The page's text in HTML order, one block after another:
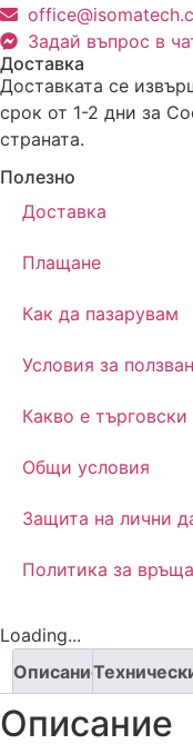
Задай въпрос в
Доставка
Доставката се
срок от 1-2 дни за
страната.
Полезно
Доставка
Плащане
Как да пазарувам
Условия за
Какво е
Oбщи условия
Защита на лични
Политика за
Loading...
Описание
Описание